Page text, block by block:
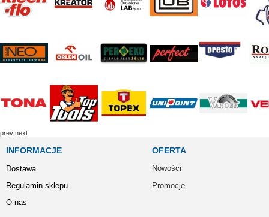
prev next
INFORMACJE
Dostawa
Regulamin sklepu
O nas
OFERTA
Nowości
Promocje